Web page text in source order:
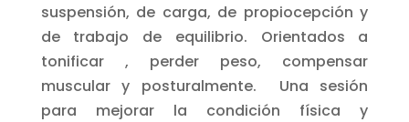
suspensión, de carga, de propiocepción y
de trabajo de equilibrio. Orientados a
tonificar , perder peso, compensar
muscular y posturalmente. Una sesión
para mejorar la condición física y